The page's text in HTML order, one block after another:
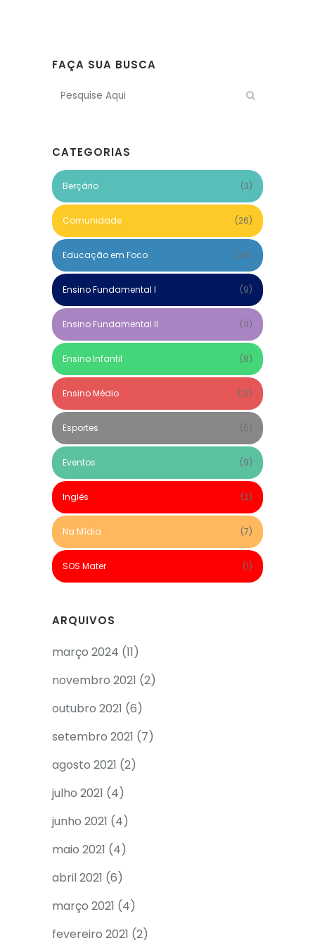
FAÇA SUA BUSCA
CATEGORIAS
Berçário (3)
Comunidade (26)
Educação em Foco (26)
Ensino Fundamental I (9)
Ensino Fundamental II (11)
Ensino Infantil (8)
Ensino Médio (21)
Esportes (5)
Eventos (9)
Inglês (2)
Na Mídia (7)
SOS Mater (1)
ARQUIVOS
março 2024 (11)
novembro 2021 (2)
outubro 2021 (6)
setembro 2021 (7)
agosto 2021 (2)
julho 2021 (4)
junho 2021 (4)
maio 2021 (4)
abril 2021 (6)
março 2021 (4)
fevereiro 2021 (2)